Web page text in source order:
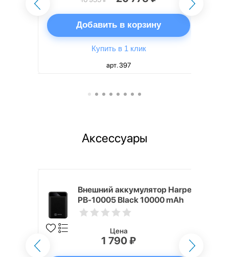
Добавить в корзину
Купить в 1 клик
арт. 397
Аксессуары
Внешний аккумулятор Harper
PB-10005 Black 10000 mAh
Цена
1 790 ₽